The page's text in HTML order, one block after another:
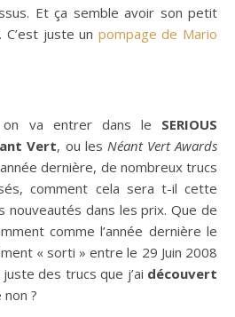
Et ça semble avoir son petit
juste un pompage de Mario
on va entrer dans le SERIOUS
Vert, ou les Néant Vert Awards
dernière, de nombreux trucs
comment cela sera t-il cette
nouveautés dans les prix. Que de
comme l’année dernière le
« sorti » entre le 29 Juin 2008
des trucs que j’ai découvert
?